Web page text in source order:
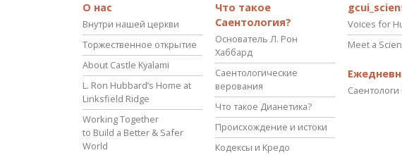
О нас
Внутри нашей церкви
Торжественное открытие
About Castle Kyalami
L. Ron Hubbard’s Home at
Linksfield Ridge
Working Together
to Build a Better & Safer
World
Что такое
Саентология?
Основатель Л. Рон
Хаббард
Саентологические
верования
Что такое Дианетика?
Происхождение и истоки
Кодексы и Кредо
Voices for
Meet a